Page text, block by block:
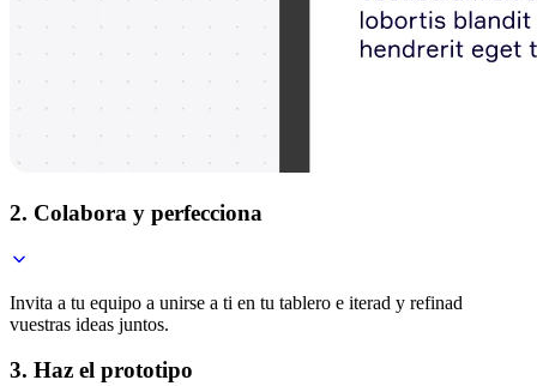
2. Colabora y perfecciona
Invita a tu equipo a unirse a ti en tu tablero e iterad y refinad
vuestras ideas juntos.
3. Haz el prototipo